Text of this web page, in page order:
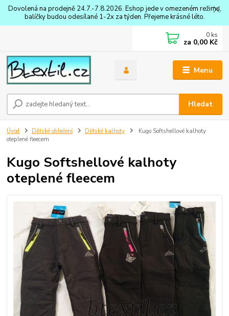
Dovolená na prodejně 24.7.-7.8.2026. Eshop jede v omezeném režimu,
balíčky budou odesílané 1-2x za týden. Přejeme krásné léto.
Menu
Hledat
0 ks
za 0,00 Kč
Úvod Dětské oblečení Dětské kalhoty
Kugo Softshellové kalhoty
oteplené fleecem
Kugo Softshellové kalhoty
oteplené fleecem